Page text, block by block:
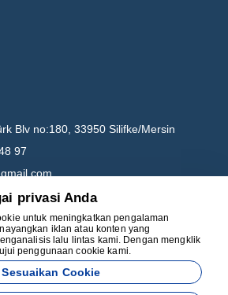
Blv no:180, 33950 Silifke/Mersin
97
privasi Anda
untuk meningkatkan pengalaman
iklan atau konten yang
lalu lintas kami. Dengan mengklik
penggunaan cookie kami.
Sesuaikan Cookie